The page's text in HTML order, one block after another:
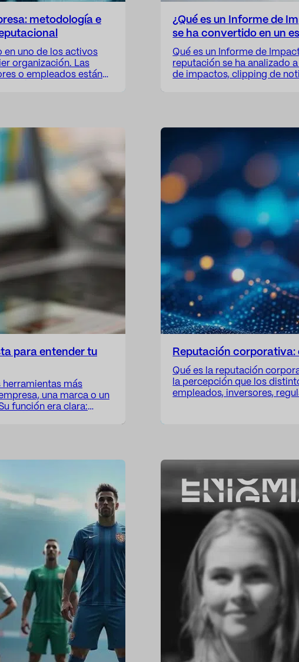
metodología e
en uno de los activos
organización. Las
o empleados están
¿Qué es un Informe de
se ha convertido en un
Qué es un Informe de
reputación se ha analizado
de impactos, clipping de
para entender tu
herramientas más
una marca o un
función era clara:
Reputación corporativa:
Qué es la reputación
la percepción que los
empleados, inversores,